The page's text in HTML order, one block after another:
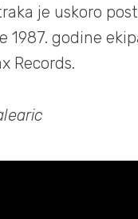
je uskoro
1987. godine
Records.